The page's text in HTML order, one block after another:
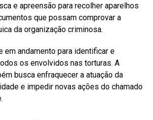
e apreensão para recolher aparelhos
que possam comprovar a
da organização criminosa.
em andamento para identificar e
os envolvidos nas torturas. A
busca enfraquecer a atuação da
e impedir novas ações do chamado